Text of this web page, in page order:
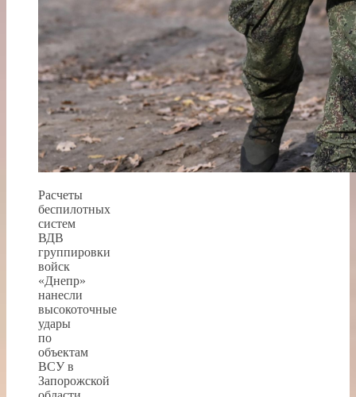
Расчеты
беспилотных
систем
ВДВ
группировки
войск
«Днепр»
нанесли
высокоточные
удары
по
объектам
ВСУ в
Запорожской